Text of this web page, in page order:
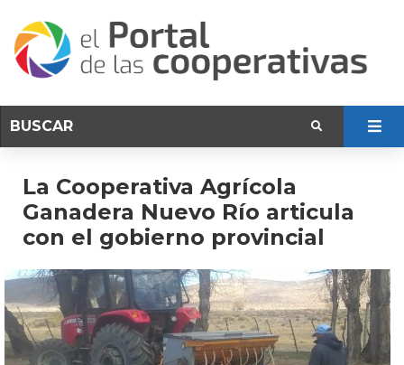
La Cooperativa Agrícola
Ganadera Nuevo Río articula
con el gobierno provincial